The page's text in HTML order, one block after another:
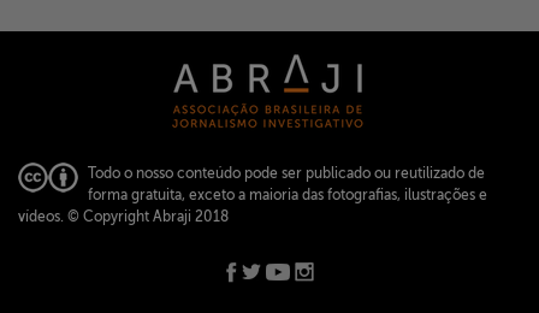
Todo o nosso conteúdo pode ser publicado ou reutilizado de
forma gratuita, exceto a maioria das fotografias, ilustrações e
vídeos. © Copyright Abraji 2018